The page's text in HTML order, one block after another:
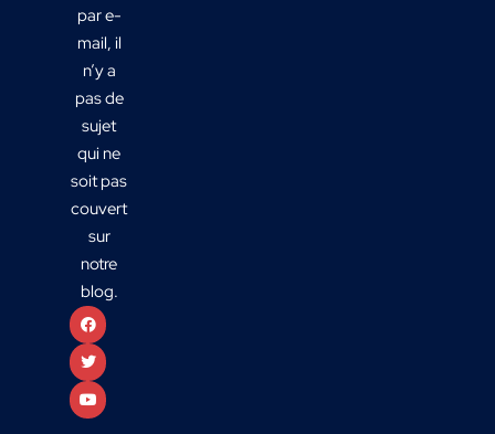
par e-
mail, il
n’y a
pas de
sujet
qui ne
soit pas
couvert
sur
notre
blog.